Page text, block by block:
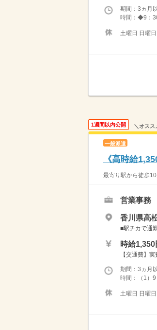
期間：3ヵ
時間：◆9：
土曜日 日曜
1週間以内公開 ＼オスス
一般派遣
《高時給
最寄り駅から徒歩
営業事務
香川県高
■駅チカで通
時給1,350
【交通費】
期間：3ヵ
時間：（1）
土曜日 日曜日